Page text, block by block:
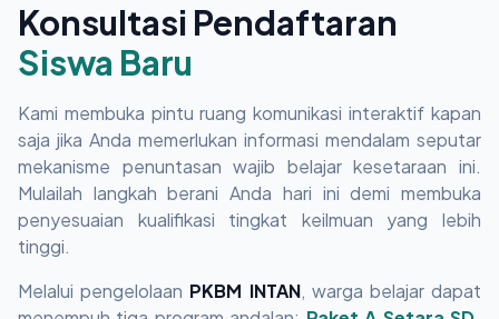
Konsultasi Pendaftaran
Siswa Baru
Kami membuka pintu ruang komunikasi interaktif kapan
saja jika Anda memerlukan informasi mendalam seputar
mekanisme penuntasan wajib belajar kesetaraan ini.
Mulailah langkah berani Anda hari ini demi membuka
penyesuaian kualifikasi tingkat keilmuan yang lebih
tinggi.
Melalui pengelolaan PKBM INTAN, warga belajar dapat